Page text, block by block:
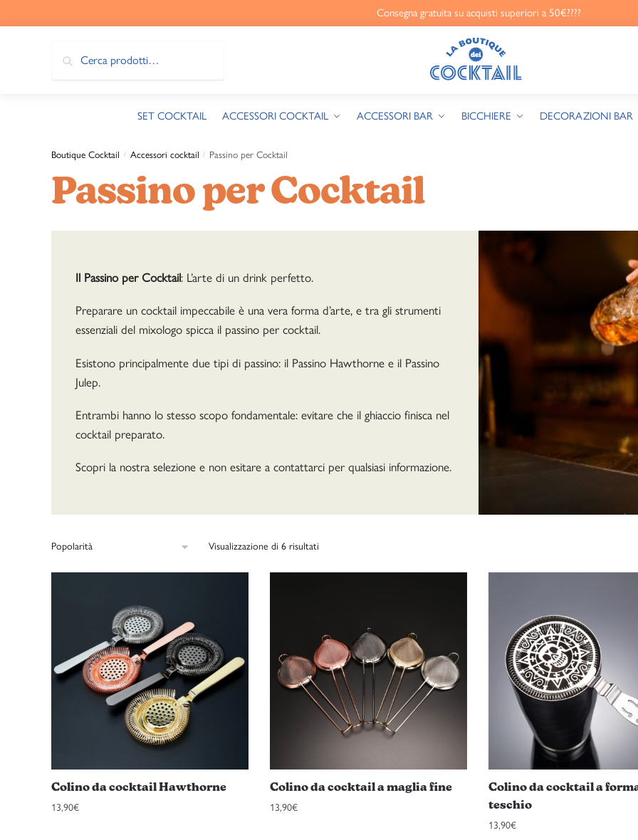
alla
al
Consegna gratuita su acquisti superiori a 50€????
SET COCKTAIL ACCESSORI COCKTAIL ACCESSORI BAR BICCHIERE DECORAZIONI BAR
Boutique Cocktail / Accessori cocktail / Passino per Cocktail
Passino per Cocktail
Il Passino per Cocktail: L’arte di un drink perfetto.
Preparare un cocktail impeccabile è una vera forma d’arte, e tra gli strumenti
essenziali del mixologo spicca il passino per cocktail.
Esistono principalmente due tipi di passino: il Passino Hawthorne e il Passino
Julep.
Entrambi hanno lo stesso scopo fondamentale: evitare che il ghiaccio finisca nel
cocktail preparato.
Scopri la nostra selezione e non esitare a contattarci per qualsiasi informazione.
Visualizzazione di 6 risultatiPopolarità
Colino da cocktail Hawthorne
13,90€
Colino da cocktail a maglia fine
13,90€
Colino da cocktail a
teschio
13,90€